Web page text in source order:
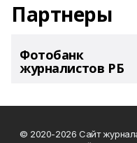
Партнеры
Фотобанк
журналистов РБ
© 2020-2026 Сайт журнала